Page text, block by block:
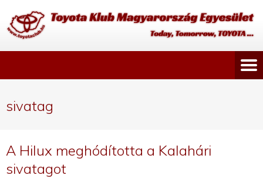
sivatag
A Hilux meghódította a Kalahári
sivatagot